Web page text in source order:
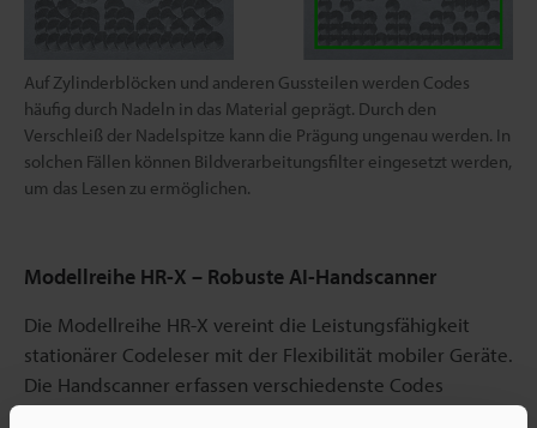
Auf Zylinderblöcken und anderen Gussteilen werden Codes
häufig durch Nadeln in das Material geprägt. Durch den
Verschleiß der Nadelspitze kann die Prägung ungenau werden. In
solchen Fällen können Bildverarbeitungsfilter eingesetzt werden,
um das Lesen zu ermöglichen.
Modellreihe HR-X – Robuste AI-Handscanner
Die Modellreihe HR-X vereint die Leistungsfähigkeit
stationärer Codeleser mit der Flexibilität mobiler Geräte.
Die Handscanner erfassen verschiedenste Codes
prozesssicher, selbst unter anspruchsvollen industriellen